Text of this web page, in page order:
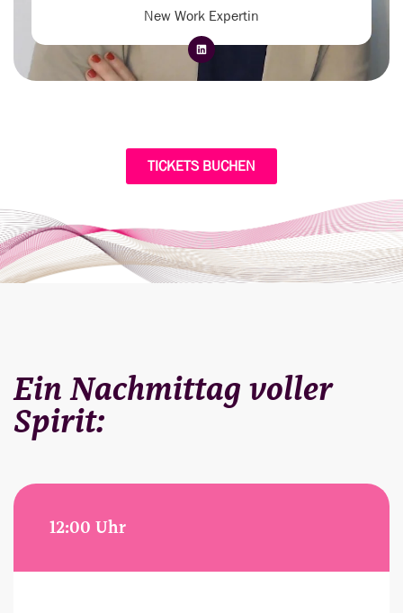
New Work Expertin
TICKETS BUCHEN
Ein Nachmittag voller
Spirit:
12:00 Uhr